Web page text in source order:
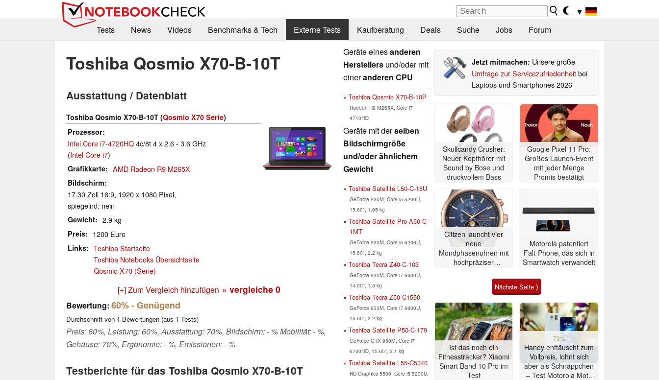
▼
Tests
News Videos Benchmarks & Tech Externe Tests Kaufberatung Deals Suche Jobs Forum
Toshiba Qosmio X70-B-10T
Ausstattung / Datenblatt
Toshiba Qosmio X70-B-10T (Qosmio X70 Serie)
Prozessor
Intel Core i7-4720HQ4c/8t 4 x 2.6 - 3.6 GHz
(Intel Core i7)
Grafikkarte AMD Radeon R9 M265X
Bildschirm
17.30 Zoll 16:9, 1920 x 1080 Pixel,
spiegelnd: nein
Gewicht 2.9 kg
Preis 1200 Euro
Links
Toshiba Startseite
Toshiba Notebooks Übersichtseite
Qosmio X70 (Serie)
[+] Zum Vergleich hinzufügen » vergleiche 0
Bewertung: 60%- Genügend
Durchschnitt von 1 Bewertungen (aus 1 Tests)
Preis: 60%, Leistung: 60%, Ausstattung: 70%, Bildschirm: - % Mobilität: - %,
Gehäuse: 70%, Ergonomie: - %, Emissionen: - %
Testberichte für das Toshiba Qosmio X70-B-10T
Geräte einesanderen
Herstellers und/oder mit
eineranderen CPU
Toshiba Qosmio X70-B-10P
Radeon R9 M265X, Core i7
4710HQ
Geräte mit derselben
Bildschirmgröße
und/oder ähnlichem
Gewicht
Toshiba Satellite L50-C-18U
GeForce 930M, Core i5 5200U,
15.60", 1.95 kg
Toshiba Satellite Pro A50-C-
1MT
GeForce 930M, Core i5 6200U,
15.60", 2.2 kg
Toshiba Tecra Z40-C-103
GeForce 930M, Core i7 6600U,
14.00", 1.5 kg
Toshiba Tecra Z50-C1550
GeForce 930M, Core i7 6600U,
15.60", 2.2 kg
Toshiba Satellite P50-C-179
GeForce GTX 950M, Core i7
6700HQ, 15.60", 2.1 kg
Toshiba Satellite L55-C5340
HD Graphics 5500, Core i5 5200U,
Jetzt mitmachen: Unsere große
Umfrage zur Servicezufriedenheitbei
Laptops und Smartphones 2026
Skullcandy Crusher:
Neuer Kopfhörer mit
Sound by Bose und
druckvollem Bass
Google Pixel 11 Pro:
Großes Launch-Event
mit jeder Menge
Promis bestätigt
Citizen launcht vier
neue
Mondphasenuhren mit
hochpräziser
Motorola patentiert
Falt-Phone, das sich in
Smartwatch verwandelt
Nächste Seite ⟩
Ist das noch ein
Fitnesstracker? Xiaomi
Smart Band 10 Pro im
Test
73%
Handy enttäuscht zum
Vollpreis, lohnt sich
aber als Schnäppchen
– Test Motorola Moto